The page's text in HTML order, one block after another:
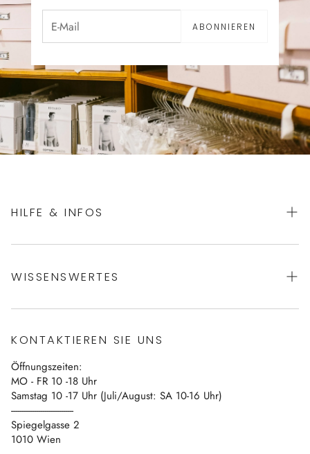
ABONNIEREN
HILFE & INFOS
Datenschutz
Impressum
Vertrag widerrufen
WISSENSWERTES
Blog
Kontakt
KONTAKTIEREN SIE UNS
Öffnungszeiten:
MO - FR 10 -18 Uhr
Samstag 10 -17 Uhr (Juli/August: SA 10-16 Uhr)
------------------------------
Spiegelgasse 2
1010 Wien